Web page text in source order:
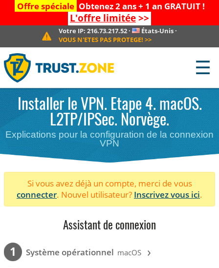
Offre spéciale Obtenez 2 ans + 1 an GRATUIT !
L'offre limitée>>
Votre IP:216.73.217.52 · États-Unis·
VOUS N'ETES PAS PROTEGE! >>
☰
Installer le VPN. Etape 4. macOS.
L2TP/IPSec. Norvège.
Explications pour la configuration de la connexion
VPN
Si vous avez déjà un compte, merci de vous
connecter. Nouvel utilisateur? Inscrivez vous ici.
Assistant de connexion
1 Système opérationnel macOS ›